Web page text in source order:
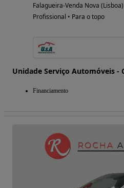
Falagueira-Venda Nova (Lisboa)
Profissional • Para o topo
Unidade Serviço Automóveis -
Financiamento